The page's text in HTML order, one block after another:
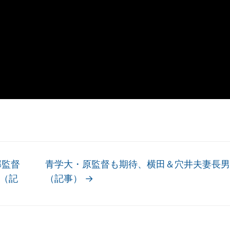
監督
記
青学大・原監督も期待、横田＆穴井夫妻長
（記事）
→